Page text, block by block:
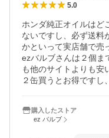
5.0
ホンダ純正オイルはど
ないですし、必ず送料
かといって実店舗で売
ezバルブさんは２個ま
も他のサイトよりも安
２缶買うとお得ですし
購入したストア
ez バルブ